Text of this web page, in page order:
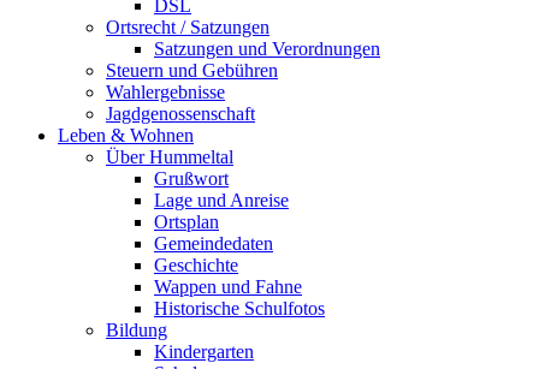
DSL
Ortsrecht / Satzungen
Satzungen und Verordnungen
Steuern und Gebühren
Wahlergebnisse
Jagdgenossenschaft
Leben & Wohnen
Über Hummeltal
Grußwort
Lage und Anreise
Ortsplan
Gemeindedaten
Geschichte
Wappen und Fahne
Historische Schulfotos
Bildung
Kindergarten